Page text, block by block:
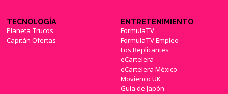
TECNOLOGÍA
Planeta Trucos
Capitán Ofertas
ENTRETENIMIENTO
FormulaTV
FormulaTV Empleo
Los Replicantes
eCartelera
eCartelera México
Movienco UK
Guía de Japón